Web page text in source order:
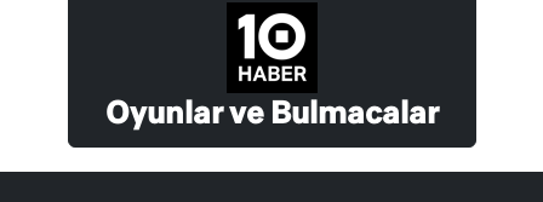
Oyunlar ve Bulmacalar